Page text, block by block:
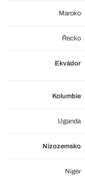
Maroko
Řecko
Ekvádor
Kolumbie
Uganda
Nizozemsko
Niger